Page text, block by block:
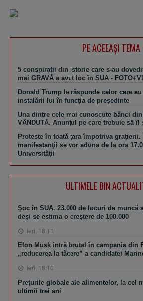
PE ACEEAŞI TEMA
5 conspiraţii din istorie care s-au
mai GRAVĂ a avut loc în SUA -
Donald Trump le răspunde celor care
instalării lui în funcţia de preşedinte
Una dintre cele mai cunoscute bănci
VÂNDUTĂ. Anunţul pe care trebuie să
Proteste în toată ţara împotriva graţierii.
manifestanţii se vor aduna de la ora
Universităţii
ULTIMELE DIN
Şoc în SUA. 23.000 de locuri de muncă
deşi se estima o creştere de 100.000
ieri, 18:11
Elon Musk intră brutal în campania din
„reducerea la tăcere” a candidatei
ieri, 18:10
Preţurile globale ale alimentelor, la cel
ultimii trei ani